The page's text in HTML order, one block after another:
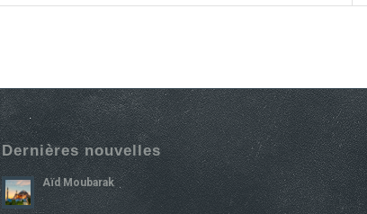
Dernières nouvelles
Aïd Moubarak